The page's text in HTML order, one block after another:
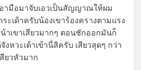
ามือมาจับเอวเป็นสัญญาณให้ผม
ะเด้าครับน้องเขาร้องครางตามแรง
าเขาเสียวมากๆ ตอนชักออกมันก็
งหวะเด้าเข้านี่สิครับ เสียวสุดๆ กว่า
ยวหัวมาก